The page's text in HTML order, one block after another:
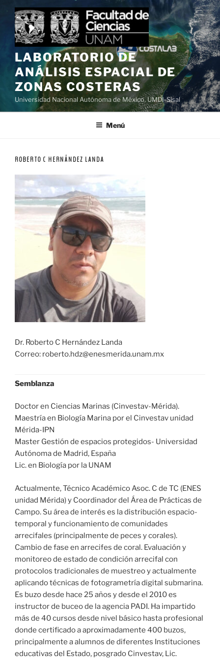
Saltar
contenido
LABORATORIO DE
ANÁLISIS ESPACIAL DE
ZONAS COSTERAS
Universidad Nacional Autónoma de México, UMDI-Sisal
Menú
ROBERTO C HERNÁNDEZ LANDA
Dr. Roberto C Hernández Landa
Correo: roberto.hdz@enesmerida.unam.mx
Semblanza
Doctor en Ciencias Marinas (Cinvestav-Mérida).
Maestría en Biología Marina por el Cinvestav unidad
Mérida-IPN
Master Gestión de espacios protegidos- Universidad
Autónoma de Madrid, España
Lic. en Biología por la UNAM
Actualmente, Técnico Académico Asoc. C de TC (ENES
unidad Mérida) y Coordinador del Área de Prácticas de
Campo. Su área de interés es la distribución espacio-
temporal y funcionamiento de comunidades
arrecifales (principalmente de peces y corales).
Cambio de fase en arrecifes de coral. Evaluación y
monitoreo de estado de condición arrecifal con
protocolos tradicionales de muestreo y actualmente
aplicando técnicas de fotogrametría digital submarina.
Es buzo desde hace 25 años y desde el 2010 es
instructor de buceo de la agencia PADI. Ha impartido
más de 40 cursos desde nivel básico hasta profesional
donde certificado a aproximadamente 400 buzos,
principalmente a alumnos de diferentes Instituciones
educativas del Estado, posgrado Cinvestav, Lic.